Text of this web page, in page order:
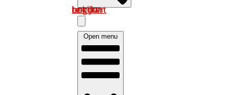
Log in om uw account te bekijken
Open menu